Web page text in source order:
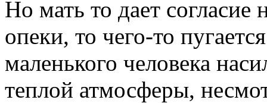
Но мать то дает
опеки, то чего-­то
маленького человека
теплой атмосферы,